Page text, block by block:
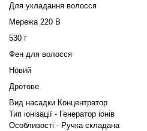
Для укладання волосся
Мережа 220 В
530 г
Фен для волосся
Новий
Дротове
Вид насадки Концентратор
Тип іонізації - Генератор іонів
Особливості - Ручка складана